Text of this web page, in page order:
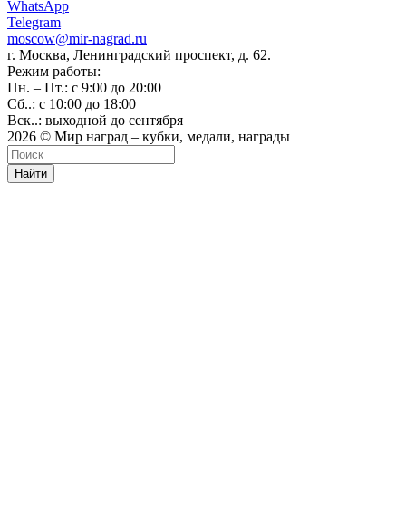
WhatsApp
Telegram
moscow@mir-nagrad.ru
г. Москва, Ленинградский проспект, д. 62.
Режим работы:
Пн. – Пт.: с 9:00 до 20:00
Сб..: с 10:00 до 18:00
Вск..: выходной до сентября
2026 © Мир наград – кубки, медали, награды
Найти